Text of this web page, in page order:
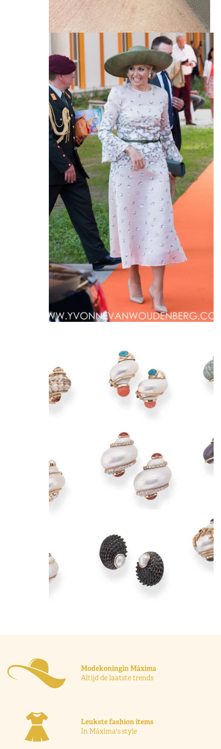
Modekoningin Máxima
Altijd de laatste trends
Leukste fashion items
In Máxima's style